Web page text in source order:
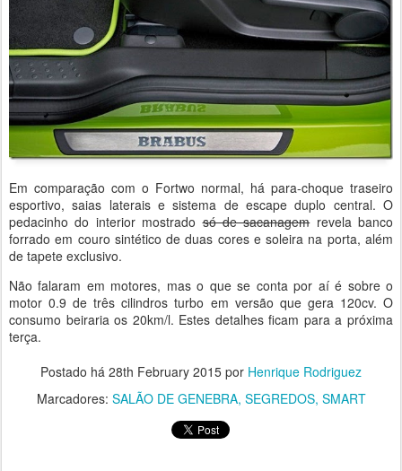
Em comparação com o Fortwo normal, há para-choque traseiro
esportivo, saias laterais e sistema de escape duplo central. O
pedacinho do interior mostradosó de sacanagemrevela banco
forrado em couro sintético de duas cores e soleira na porta, além
de tapete exclusivo.
Não falaram em motores, mas o que se conta por aí é sobre o
motor 0.9 de três cilindros turbo em versão que gera 120cv. O
consumo beiraria os 20km/l. Estes detalhes ficam para a próxima
terça.
Postado há 28th February 2015 por Henrique Rodriguez
Marcadores: SALÃO DE GENEBRA SEGREDOS SMART